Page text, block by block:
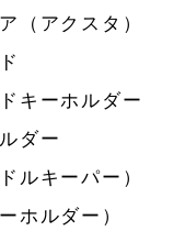
（アクスタ）
キーホルダー
ダー
ルキーパー）
ホルダー）